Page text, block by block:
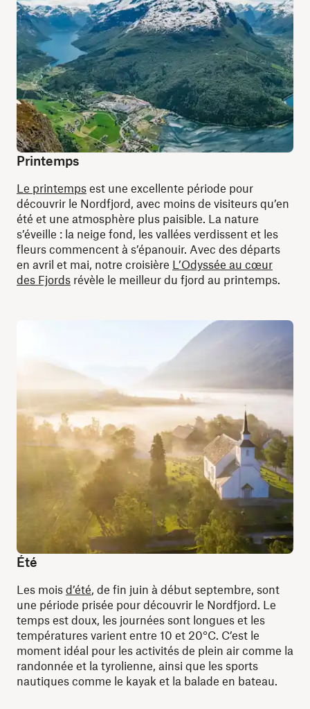
Printemps
Le printemps est une excellente période pour
découvrir le Nordfjord, avec moins de visiteurs qu’en
été et une atmosphère plus paisible. La nature
s’éveille : la neige fond, les vallées verdissent et les
fleurs commencent à s’épanouir. Avec des départs
en avril et mai, notre croisière L’Odyssée au cœur
des Fjords révèle le meilleur du fjord au printemps.
Été
Les mois d’été , de fin juin à début septembre, sont
une période prisée pour découvrir le Nordfjord. Le
temps est doux, les journées sont longues et les
températures varient entre 10 et 20°C. C’est le
moment idéal pour les activités de plein air comme la
randonnée et la tyrolienne, ainsi que les sports
nautiques comme le kayak et la balade en bateau.